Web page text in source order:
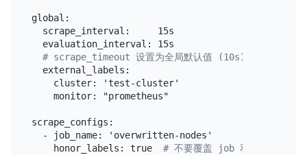
global:
  scrape_interval:     15s
  evaluation_interval: 15s
# scrape_timeout 设置为全局默认值 (10s)
  external_labels:
    cluster: 'test-cluster'
    monitor: "prometheus"
scrape_configs:
  - job_name: 'overwritten-nodes'
    honor_labels: true
# 不要覆盖 job 和实例的